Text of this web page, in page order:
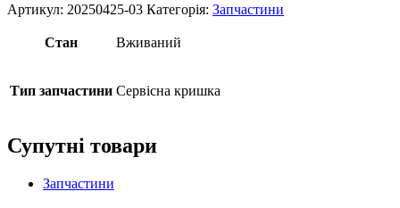
Артикул: 20250425-03 Категорія: Запчастини
Стан Вживаний
Тип запчастини Сервісна кришка
Супутні товари
Запчастини